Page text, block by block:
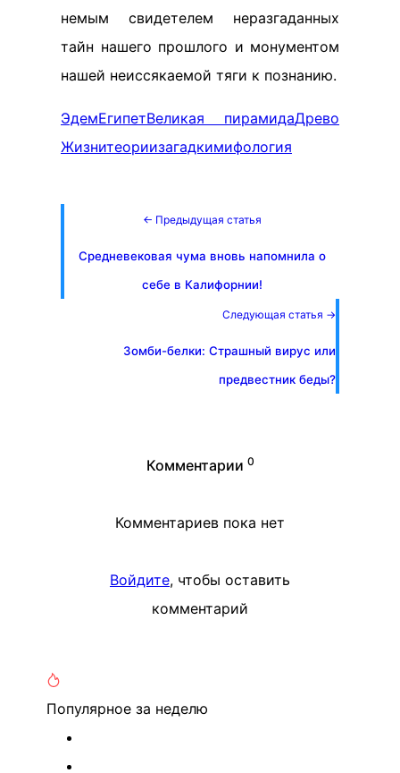
немым свидетелем неразгаданных
тайн нашего прошлого и монументом
нашей неиссякаемой тяги к познанию.
ЭдемЕгипетВеликая пирамидаДрево
Жизнитеориизагадкимифология
← Предыдущая статья
Средневековая чума вновь напомнила о
себе в Калифорнии!
Следующая статья →
Зомби-белки: Страшный вирус или
предвестник беды?
Комментарии 0
Комментариев пока нет
Войдите, чтобы оставить
комментарий
Популярное за неделю